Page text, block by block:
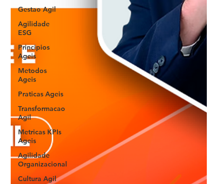
Gestao Agil
Agilidade
ESG
Principios
Ageis
Metodos
Ageis
Praticas Ageis
Transformacao
Agil
Metricas KPIs
Ageis
Agilidade
Organizacional
Cultura Agil